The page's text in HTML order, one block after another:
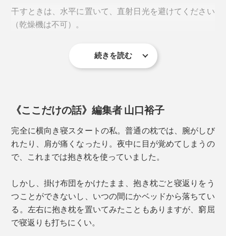
ストマーパイプ」、それぞれを増減させることで、高さ
を細かく調整可能です。
干すときは、水平に置いて、直射日光を避けてください
（乾燥機は不可）。
別売りの専用枕カバーを使うと、洗濯もより手軽にな
続きを読む
《ここだけの話》編集者 山口裕子
完全に横向き寝スタートの私。普通の枕では、腕がしび
れたり、肩が痛くなったり。夜中に目が覚めてしまうの
で、これまでは抱き枕を使っていました。
しかし、掛け布団をかけたまま、抱き枕ごと寝返りをう
つことができないし、いつの間にかベッドから落ちてい
る。左右に抱き枕を置いてみたこともありますが、窮屈
で寝返りも打ちにくい。